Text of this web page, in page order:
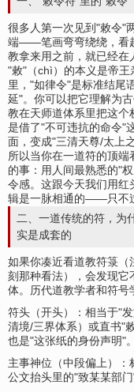
很多人第一次见到"敕令"
端——笔画弯弯绕绕，看
教拿来用之前，就已经在
"敕"（chì）的本义是帝王
里，"如律令"是标准结尾
延"。你可以把它理解为
教在天师道体系里把这
是借了"不可违抗的命令
面，变成"三清天尊/太上
所以当你在一道符的顶端
的事：用人间最熟悉的"
令感。这跟今天我们用红
辑是一脉相通的——只不
二、一道传统的符，
实是成套的
如果你凑近看道教符箓（
刻那种看法），会发现它
体。历代道教学者和符号
符头（开头）：相当于"
清境/三界体系）或直书"
也是"这张纸的身份声明"。
主事神位（中段偏上）
公文抬头里的"致某某部门"